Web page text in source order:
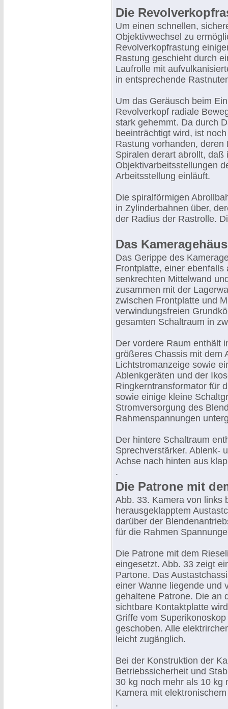
Die
Um einen schnellen,
Objektivwechsel zu
Revolverkopfrastung
Rastung geschieht durch
Laufrolle mit
in entsprechende
Um das Geräusch beim
Revolverkopf radiale
stark gehemmt. Da durch
beeinträchtigt wird, ist
Rastung vorhanden,
Spiralen derart abrollt, daß
Objektivarbeitsstellungen
Arbeitsstellung einläuft.
Die spiralförmigen
in Zylinderbahnen über,
der Radius der Rastrolle.
Das
Das Gerippe des
Frontplatte, einer
senkrechten Mittelwand
zusammen mit der
zwischen Frontplatte und
verwindungsfreien
gesamten Schaltraum in
Der vordere Raum enthält
größeres Chassis mit dem
Lichtstromanzeige sowie
Ablenkgeräten und der
Ringkerntransformator für
sowie einige kleine
Stromversorgung des
Rahmenspannungen
Der hintere Schaltraum
Sprechverstärker. Ablenk-
Achse nach hinten aus
.
Die Patrone mit
Abb. 33. Kamera von links
herausgeklapptem
darüber der
für die Rahmen
Die Patrone mit dem
eingesetzt. Abb. 33 zeigt
Partone. Das
einer Wanne liegende und
gehaltene Patrone. Die an
sichtbare Kontaktplatte
Griffe vom
geschoben. Alle
leicht zugänglich.
Bei der Konstruktion der
Betriebssicherheit und
30 kg noch mehr als 10 kg
Kamera mit
.